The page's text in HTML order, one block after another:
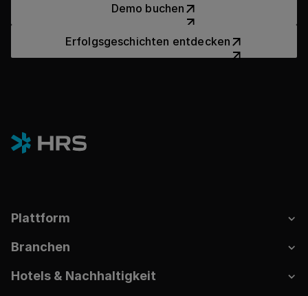
Demo buchen
Erfolgsgeschichten
Erfolgsgeschichten entdecken
Plattform
Branchen
Hotels & Nachhaltigkeit